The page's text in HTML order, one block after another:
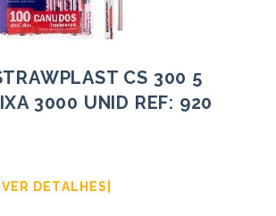
CS 300 5
3000 UNID REF: 920
|VER DETALHES|